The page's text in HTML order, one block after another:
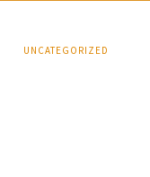
UNCATEGORIZED